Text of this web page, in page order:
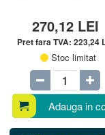
270,12 LEI
Pret fara TVA: 223,24
Stoc limitat
Adauga in